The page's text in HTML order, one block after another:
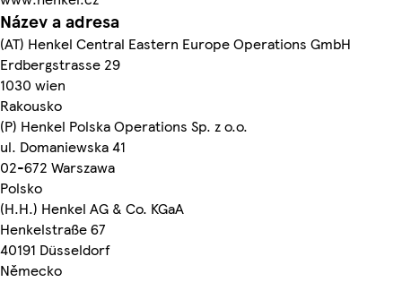
Název a adresa
(AT) Henkel Central Eastern Europe Operations GmbH
Erdbergstrasse 29
1030 wien
Rakousko
(P) Henkel Polska Operations Sp. z o.o.
ul. Domaniewska 41
02-672 Warszawa
Polsko
(H.H.) Henkel AG & Co. KGaA
Henkelstraße 67
40191 Düsseldorf
Německo